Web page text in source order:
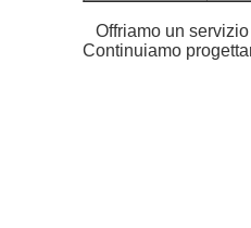
Offriamo un
Continuiamo